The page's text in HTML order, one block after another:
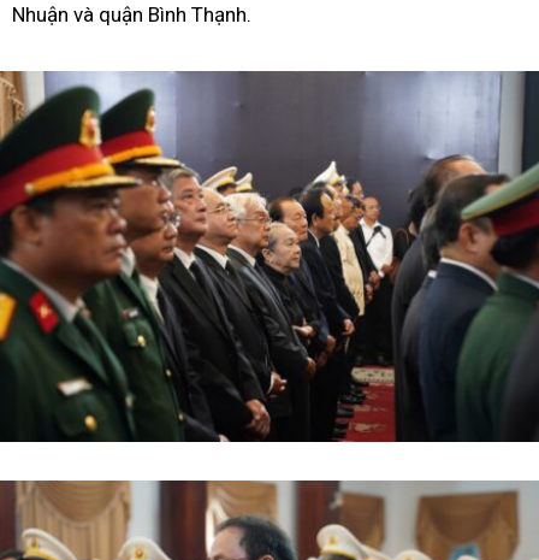
Nhuận và quận Bình Thạnh.